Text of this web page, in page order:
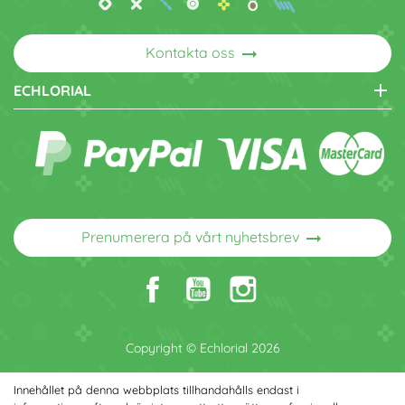
Kontakta oss arrow_right_alt
ECHLORIAL add
Prenumerera på vårt nyhetsbrev arrow_right_alt
Copyright © Echlorial 2026
Innehållet på denna webbplats tillhandahålls endast i